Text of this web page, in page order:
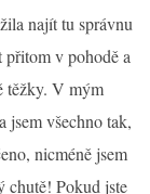
najít tu správnu
přitom v pohodě a
těžky. V mým
jsem všechno tak,
nicméně jsem
chutě! Pokud jste